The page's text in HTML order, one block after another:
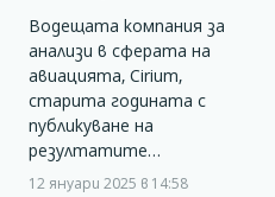
Водещата компания за
анализи в сферата на
авиацията, Cirium,
старита годината с
публикуване на
резултатите…
12 януари 2025 в 14:58